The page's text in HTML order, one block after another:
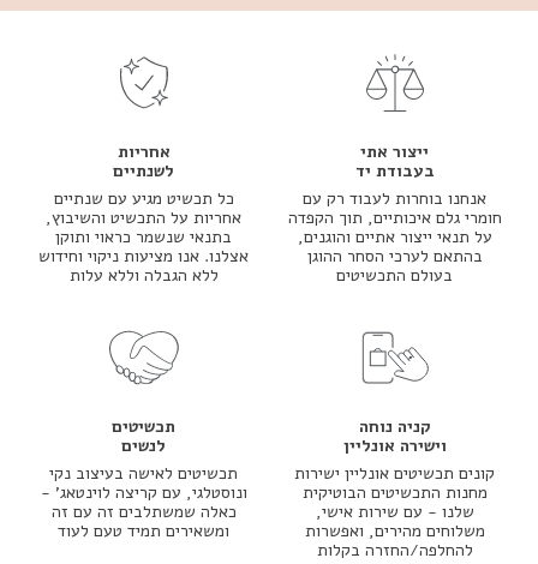
תכשיטים
לנשים
תכשיטים לאישה בעיצוב נקי
ונוסטלגי, עם קריצה לוינטאג' -
כאלה שמשתלבים זה עם זה
ומשאירים תמיד טעם לעוד
ייצור אתי
בעבודת יד
אנחנו בוחרות לעבוד רק עם
חומרי גלם איכותיים, תוך הקפדה
על תנאי ייצור אתיים והוגנים,
בהתאם לערכי הסחר ההוגן
בעולם התכשיטים
אחריות
לשנתיים
כל תכשיט מגיע עם שנתיים
אחריות על התכשיט והשיבוץ,
בתנאי שנשמר כראוי ותוקן
אצלנו. אנו מציעות ניקוי וחידוש
ללא הגבלה וללא עלות
קניה נוחה
וישירה אונליין
קונים תכשיטים אונליין ישירות
מחנות התכשיטים הבוטיקית
שלנו - עם שירות אישי,
משלוחים מהירים, ואפשרות
להחלפה/החזרה בקלות